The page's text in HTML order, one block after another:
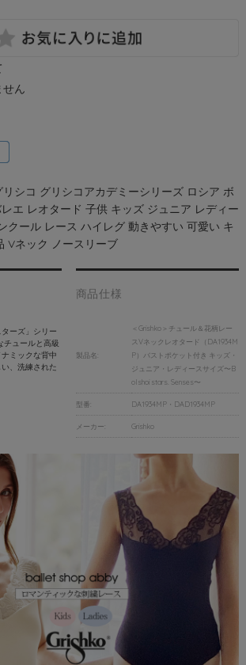
せん
リシコ グリシコアカデミーシリーズ ロシア ボ
エ レオタード 子供 キッズ ジュニア レディー
クール レース ハイレグ 動きやすい 可愛い キ
Vネック ノースリーブ
ーズ」シリー
チュールと高級
ミックな背中
、洗練された
商品仕様
製品名:
＜Grishko＞チュール＆花柄レー
スVネックレオタード（DA1934M
P）バストポケット付き キッズ・
ジュニア・レディースサイズ〜B
olshoi stars. Senses〜
型番: DA1934MP・DAD1934MP
メーカー: Grishko